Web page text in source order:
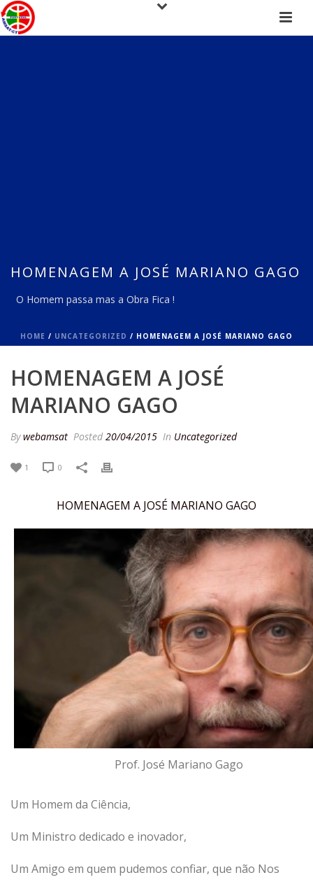
HOMENAGEM A JOSÉ MARIANO GAGO
O Homem passa mas a Obra Fica !
HOME / UNCATEGORIZED / HOMENAGEM A JOSÉ MARIANO GAGO
HOMENAGEM A JOSÉ
MARIANO GAGO
Bywebamsat Posted 20/04/2015 In Uncategorized
1 0
HOMENAGEM A JOSÉ MARIANO GAGO
Prof. José Mariano Gago
Um Homem da Ciência,
Um Ministro dedicado e inovador,
Um Amigo em quem pudemos confiar, que não Nos